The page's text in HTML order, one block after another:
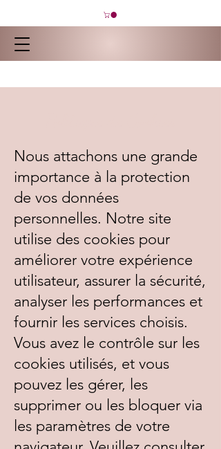
Nous attachons une grande
importance à la protection
de vos données
personnelles. Notre site
utilise des cookies pour
améliorer votre expérience
utilisateur, assurer la sécurité,
analyser les performances et
fournir les services choisis.
Vous avez le contrôle sur les
cookies utilisés, et vous
pouvez les gérer, les
supprimer ou les bloquer via
les paramètres de votre